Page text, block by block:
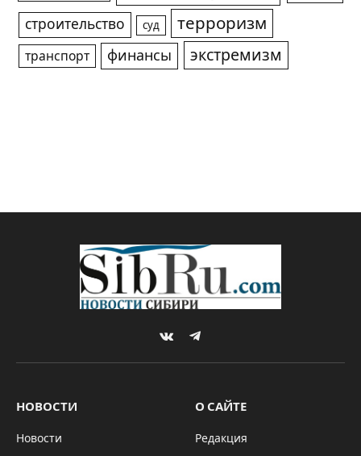
строительство суд терроризм
транспорт финансы экстремизм
VKontakteTelegram
НОВОСТИ
Новости
О САЙТЕ
Редакция